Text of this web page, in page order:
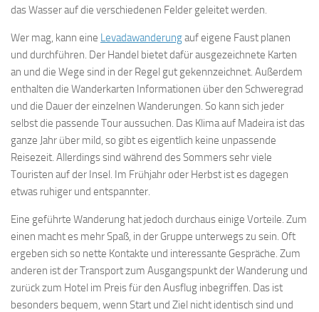
das Wasser auf die verschiedenen Felder geleitet werden.
Wer mag, kann eine Levadawanderungauf eigene Faust planen
und durchführen. Der Handel bietet dafür ausgezeichnete Karten
an und die Wege sind in der Regel gut gekennzeichnet. Außerdem
enthalten die Wanderkarten Informationen über den Schweregrad
und die Dauer der einzelnen Wanderungen. So kann sich jeder
selbst die passende Tour aussuchen. Das Klima auf Madeira ist das
ganze Jahr über mild, so gibt es eigentlich keine unpassende
Reisezeit. Allerdings sind während des Sommers sehr viele
Touristen auf der Insel. Im Frühjahr oder Herbst ist es dagegen
etwas ruhiger und entspannter.
Eine geführte Wanderung hat jedoch durchaus einige Vorteile. Zum
einen macht es mehr Spaß, in der Gruppe unterwegs zu sein. Oft
ergeben sich so nette Kontakte und interessante Gespräche. Zum
anderen ist der Transport zum Ausgangspunkt der Wanderung und
zurück zum Hotel im Preis für den Ausflug inbegriffen. Das ist
besonders bequem, wenn Start und Ziel nicht identisch sind und